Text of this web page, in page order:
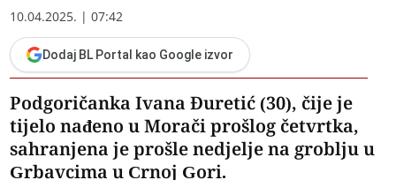
10.04.2025. | 07:42
Dodaj BL Portal kao Google izvor
Podgoričanka Ivana Đuretić (30), čije je
tijelo nađeno u Morači prošlog četvrtka,
sahranjena je prošle nedjelje na groblju u
Grbavcima u Crnoj Gori.